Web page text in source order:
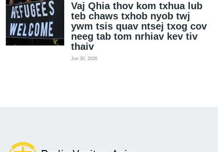
Vaj Qhia thov kom txhua lub
teb chaws txhob nyob twj
ywm tsis quav ntsej txog cov
neeg tab tom nrhiav kev tiv
thaiv
Jun 30, 2026